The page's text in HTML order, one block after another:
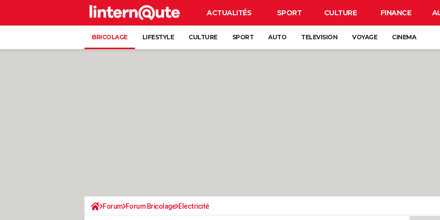
ACTUALITÉS SPORT CULTURE FINANCE
BRICOLAGE LIFESTYLE CULTURE SPORT AUTO TELEVISION VOYAGE CINEMA
Forum Forum Bricolage Electricité